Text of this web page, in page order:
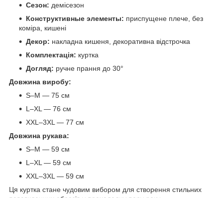
Сезон: демісезон
Конструктивные элементы: приспущене плече, без
коміра, кишені
Декор: накладна кишеня, декоративна відстрочка
Комплектація: куртка
Догляд: ручне прання до 30°
Довжина виробу:
S–M — 75 см
L–XL — 76 см
XXL–3XL — 77 см
Довжина рукава:
S–M — 59 см
L–XL — 59 см
XXL–3XL — 59 см
Ця куртка стане чудовим вибором для створення стильних